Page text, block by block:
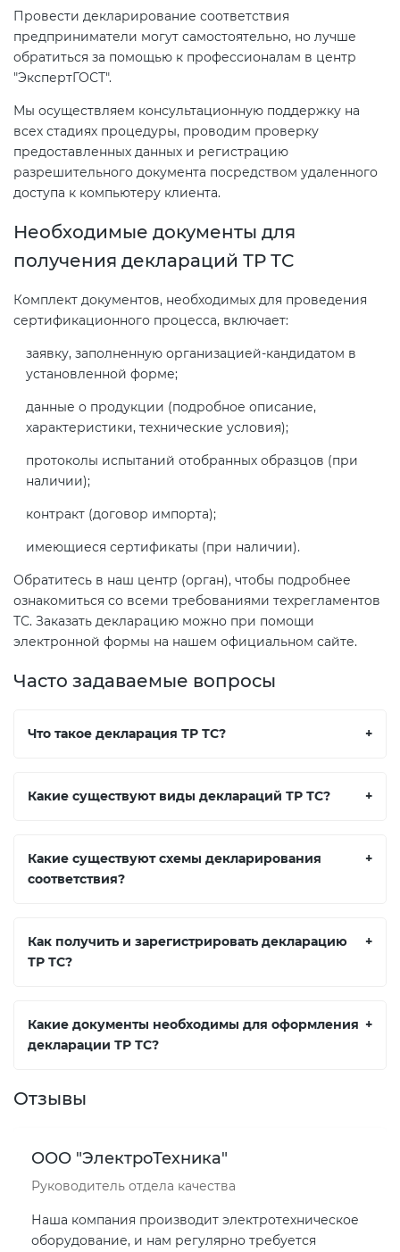
Провести декларирование соответствия
предприниматели могут самостоятельно, но лучше
обратиться за помощью к профессионалам в центр
"ЭкспертГОСТ".
Мы осуществляем консультационную поддержку на
всех стадиях процедуры, проводим проверку
предоставленных данных и регистрацию
разрешительного документа посредством удаленного
доступа к компьютеру клиента.
Необходимые документы для
получения деклараций ТР ТС
Комплект документов, необходимых для проведения
сертификационного процесса, включает:
заявку, заполненную организацией-кандидатом в
установленной форме;
данные о продукции (подробное описание,
характеристики, технические условия);
протоколы испытаний отобранных образцов (при
наличии);
контракт (договор импорта);
имеющиеся сертификаты (при наличии).
Обратитесь в наш центр (орган), чтобы подробнее
ознакомиться со всеми требованиями техрегламентов
ТС. Заказать декларацию можно при помощи
электронной формы на нашем официальном сайте.
Часто задаваемые вопросы
Что такое декларация ТР ТС? +
Какие существуют виды деклараций ТР ТС? +
Какие существуют схемы декларирования
соответствия?
+
Как получить и зарегистрировать декларацию
ТР ТС?
+
Какие документы необходимы для оформления
декларации ТР ТС?
+
Отзывы
ООО "ЭлектроТехника"
Руководитель отдела качества
Наша компания производит электротехническое
оборудование, и нам регулярно требуется